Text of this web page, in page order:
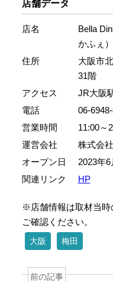
店舗データ
店名
Bella
かふぇ）
住所
大阪市
31階
アクセス
JR大阪
電話
06-
営業時間
11:00～
運営会社
株式会
オープン日
2023年6
関連リンク
HP
※店舗情報は取材当時
ご確認ください。
大阪 梅田
前の記事